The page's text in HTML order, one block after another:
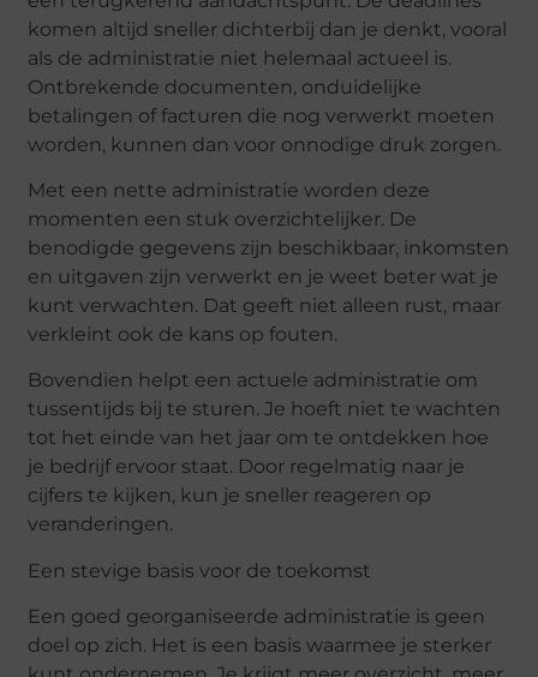
komen altijd sneller dichterbij dan je denkt, vooral
als de administratie niet helemaal actueel is.
Ontbrekende documenten, onduidelijke
betalingen of facturen die nog verwerkt moeten
worden, kunnen dan voor onnodige druk zorgen.
Met een nette administratie worden deze
momenten een stuk overzichtelijker. De
benodigde gegevens zijn beschikbaar, inkomsten
en uitgaven zijn verwerkt en je weet beter wat je
kunt verwachten. Dat geeft niet alleen rust, maar
verkleint ook de kans op fouten.
Bovendien helpt een actuele administratie om
tussentijds bij te sturen. Je hoeft niet te wachten
tot het einde van het jaar om te ontdekken hoe
je bedrijf ervoor staat. Door regelmatig naar je
cijfers te kijken, kun je sneller reageren op
veranderingen.
Een stevige basis voor de toekomst
Een goed georganiseerde administratie is geen
doel op zich. Het is een basis waarmee je sterker